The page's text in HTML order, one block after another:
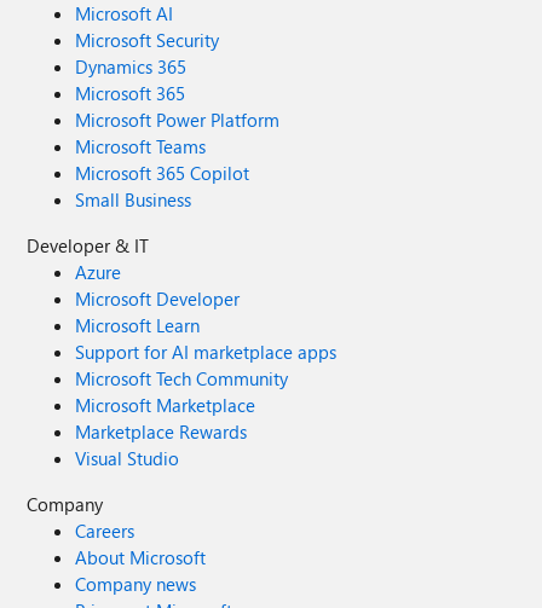
Microsoft AI
Microsoft Security
Dynamics 365
Microsoft 365
Microsoft Power Platform
Microsoft Teams
Microsoft 365 Copilot
Small Business
Developer & IT
Azure
Microsoft Developer
Microsoft Learn
Support for AI marketplace apps
Microsoft Tech Community
Microsoft Marketplace
Marketplace Rewards
Visual Studio
Company
Careers
About Microsoft
Company news